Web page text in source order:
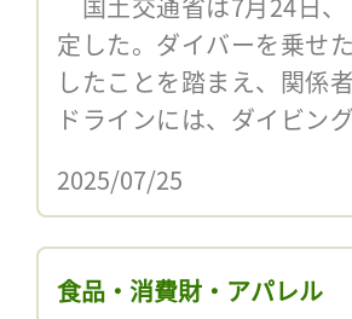
定した。ダイバーを乗せ
したことを踏まえ、関
ドラインには、ダイビン
2025/07/25
食品・消費財・アパレル